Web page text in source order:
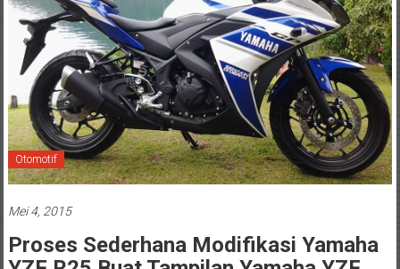
Otomotif
Mei 4, 2015
Proses Sederhana Modifikasi Yamaha